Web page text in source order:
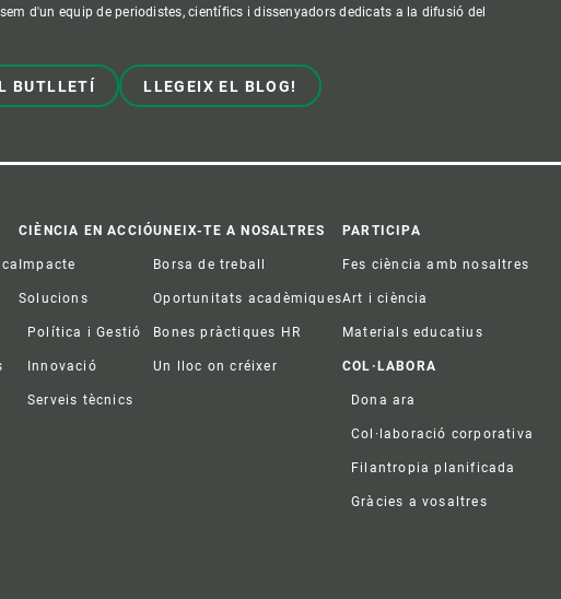
d'un equip de periodistes, científics i dissenyadors dedicats a la difusió del
BUTLLETÍ LLEGEIX EL BLOG!
CIÈNCIA EN ACCIÓ
Impacte
Solucions
Política i Gestió
Innovació
Serveis tècnics
UNEIX-TE A NOSALTRES
Borsa de treball
Oportunitats acadèmiques
Bones pràctiques HR
Un lloc on créixer
PARTICIPA
Fes ciència amb nosaltres
Art i ciència
Materials educatius
COL·LABORA
Dona ara
Col·laboració corporativa
Filantropia planificada
Gràcies a vosaltres